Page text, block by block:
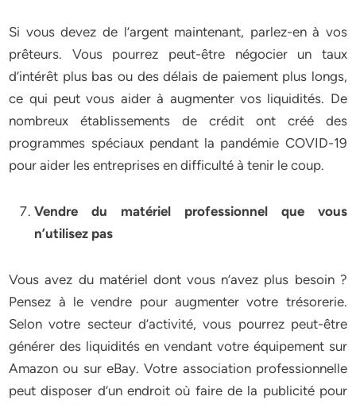
Si vous devez de l’argent maintenant, parlez-en à vos
prêteurs. Vous pourrez peut-être négocier un taux
d’intérêt plus bas ou des délais de paiement plus longs,
ce qui peut vous aider à augmenter vos liquidités. De
nombreux établissements de crédit ont créé des
programmes spéciaux pendant la pandémie COVID-19
pour aider les entreprises en difficulté à tenir le coup.
Vendre du matériel professionnel que vous
n’utilisez pas
Vous avez du matériel dont vous n’avez plus besoin ?
Pensez à le vendre pour augmenter votre trésorerie.
Selon votre secteur d’activité, vous pourrez peut-être
générer des liquidités en vendant votre équipement sur
Amazon ou sur eBay. Votre association professionnelle
peut disposer d’un endroit où faire de la publicité pour